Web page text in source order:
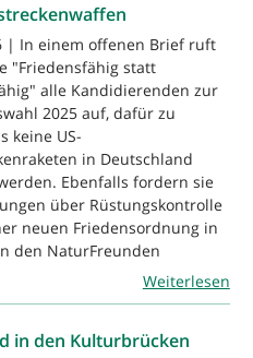
| In einem offenen Brief ruft
"Friedensfähig statt
alle Kandidierenden zur
2025 auf, dafür zu
keine US-
in Deutschland
Ebenfalls fordern sie
über Rüstungskontrolle
neuen Friedensordnung in
den NaturFreunden
Weiterlesen
in den Kulturbrücken